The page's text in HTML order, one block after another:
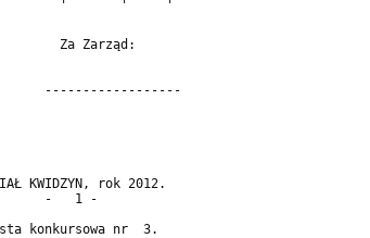
Za Zarząd:
------------------